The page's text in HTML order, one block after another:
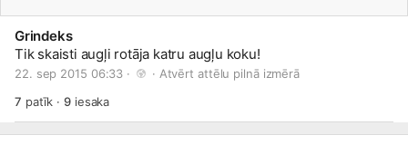
Grindeks
Tik skaisti augļi rotāja katru augļu koku!
22. sep 2015 06:33 · · Atvērt attēlu pilnā izmērā
7 patīk ·9iesaka